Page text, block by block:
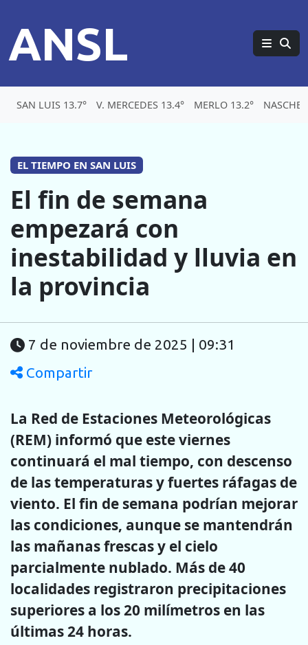
ANSL
SAN LUIS 13.7° V. MERCEDES 13.4° MERLO 13.2°
EL TIEMPO EN SAN LUIS
El fin de semana
empezará con
inestabilidad y lluvia en
la provincia
7 de noviembre de 2025 | 09:31
Compartir
La Red de Estaciones Meteorológicas
(REM) informó que este viernes
continuará el mal tiempo, con descenso
de las temperaturas y fuertes ráfagas de
viento. El fin de semana podrían mejorar
las condiciones, aunque se mantendrán
las mañanas frescas y el cielo
parcialmente nublado. Más de 40
localidades registraron precipitaciones
superiores a los 20 milímetros en las
últimas 24 horas.